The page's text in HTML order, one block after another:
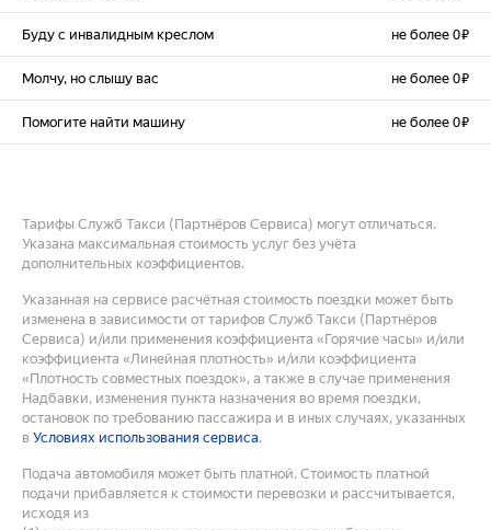
Буду с инвалидным креслом не более 0 ₽
Молчу, но слышу вас не более 0 ₽
Помогите найти машину не более 0 ₽
Тарифы Служб Такси (Партнёров Сервиса) могут отличаться.
Указана максимальная стоимость услуг без учёта
дополнительных коэффициентов.
Указанная на сервисе расчётная стоимость поездки может быть
изменена в зависимости от тарифов Служб Такси (Партнёров
Сервиса) и/или применения коэффициента «Горячие часы» и/или
коэффициента «Линейная плотность» и/или коэффициента
«Плотность совместных поездок», а также в случае применения
Надбавки, изменения пункта назначения во время поездки,
остановок по требованию пассажира и в иных случаях, указанных
в Условиях использования сервиса.
Подача автомобиля может быть платной. Стоимость платной
подачи прибавляется к стоимости перевозки и рассчитывается,
исходя из